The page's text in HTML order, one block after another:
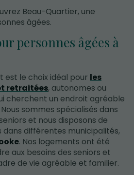
Beau-Quartier, une
âgées.
personnes âgées à
est le choix idéal pour les
retraitées, autonomes ou
cherchent un endroit agréable
sommes spécialisés dans
et nous disposons de
dans différentes municipalités,
. Nos logements ont été
aux besoins des seniors et
de vie agréable et familier.